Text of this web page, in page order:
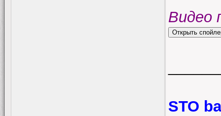
Видео
STO